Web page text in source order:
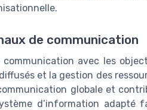
de communication
avec les
et la gestion des
globale et
d’information adapté